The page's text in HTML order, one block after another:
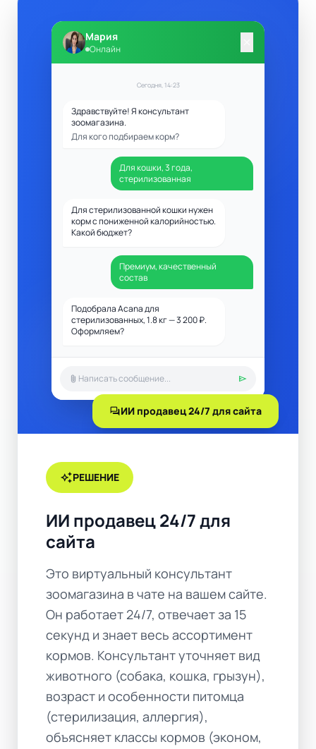
Мария
Онлайн
Сегодня, 14:23
Здравствуйте! Я консультант
зоомагазина.
Для кого подбираем корм?
Для кошки, 3 года,
стерилизованная
Для стерилизованной кошки нужен
корм с пониженной калорийностью.
Какой бюджет?
Премиум, качественный
состав
Подобрала Acana для
стерилизованных, 1.8 кг — 3 200 ₽.
Оформляем?
attach_file send
forumИИ продавец 24/7 для сайта
auto_awesomeРЕШЕНИЕ
ИИ продавец 24/7 для
сайта
Это виртуальный консультант
зоомагазина в чате на вашем сайте.
Он работает 24/7, отвечает за 15
секунд и знает весь ассортимент
кормов. Консультант уточняет вид
животного (собака, кошка, грызун),
возраст и особенности питомца
(стерилизация, аллергия),
объясняет классы кормов (эконом,